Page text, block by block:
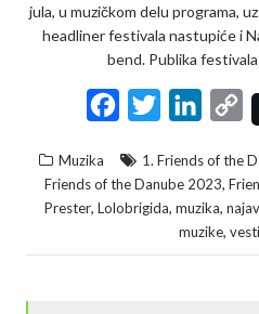
jula, u muzičkom delu programa,
headliner festivala nastupiće i
bend. Publika
c
e
t
n
k
e
C
p
y
L
Muzika 1. Friends of the
Friends of the Danube 2023,
Prester, Lolobrigida, muzika,
muzike,